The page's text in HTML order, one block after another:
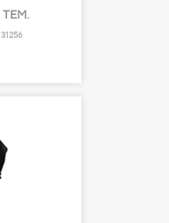
ΤΕΜ.
31256